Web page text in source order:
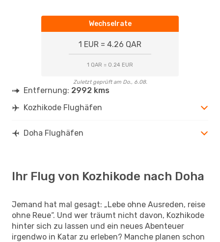
Wechselrate
1 EUR = 4.26 QAR
1 QAR = 0.24 EUR
Zuletzt geprüft am Do., 6.08.
Entfernung: 2992 kms
Kozhikode Flughäfen
Doha Flughäfen
Ihr Flug von Kozhikode nach Doha
Jemand hat mal gesagt: „Lebe ohne Ausreden, reise
ohne Reue“. Und wer träumt nicht davon, Kozhikode
hinter sich zu lassen und ein neues Abenteuer
irgendwo in Katar zu erleben? Manche planen schon